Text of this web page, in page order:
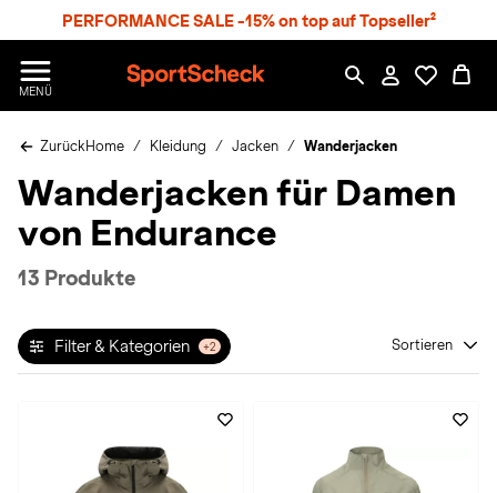
PERFORMANCE SALE -15% on top auf Topseller²
MENÜ
p
r
S
h
c
ZurückHome Kleidung Jacken Wanderjacken
Wanderjacken für Damen
von Endurance
13 Produkte
Filter & Kategorien +2 Sortieren